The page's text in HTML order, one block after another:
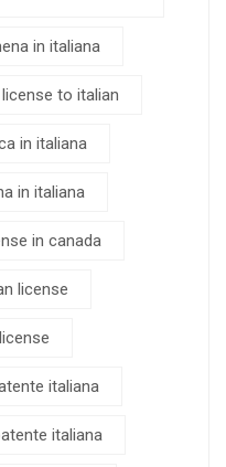
in italiana
to italian
in italiana
in italiana
in canada
license
italiana
italiana